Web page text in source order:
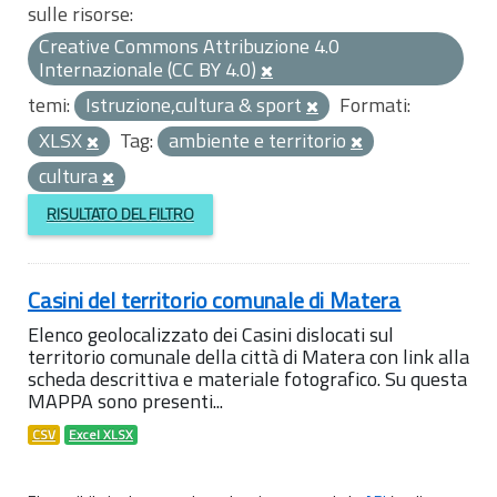
sulle risorse:
Creative Commons Attribuzione 4.0
Internazionale (CC BY 4.0)
temi: Istruzione,cultura & sport
Formati:
XLSX
Tag: ambiente e territorio
cultura
RISULTATO DEL FILTRO
Casini del territorio comunale di Matera
Elenco geolocalizzato dei Casini dislocati sul
territorio comunale della città di Matera con link alla
scheda descrittiva e materiale fotografico. Su questa
MAPPA sono presenti...
CSV Excel XLSX